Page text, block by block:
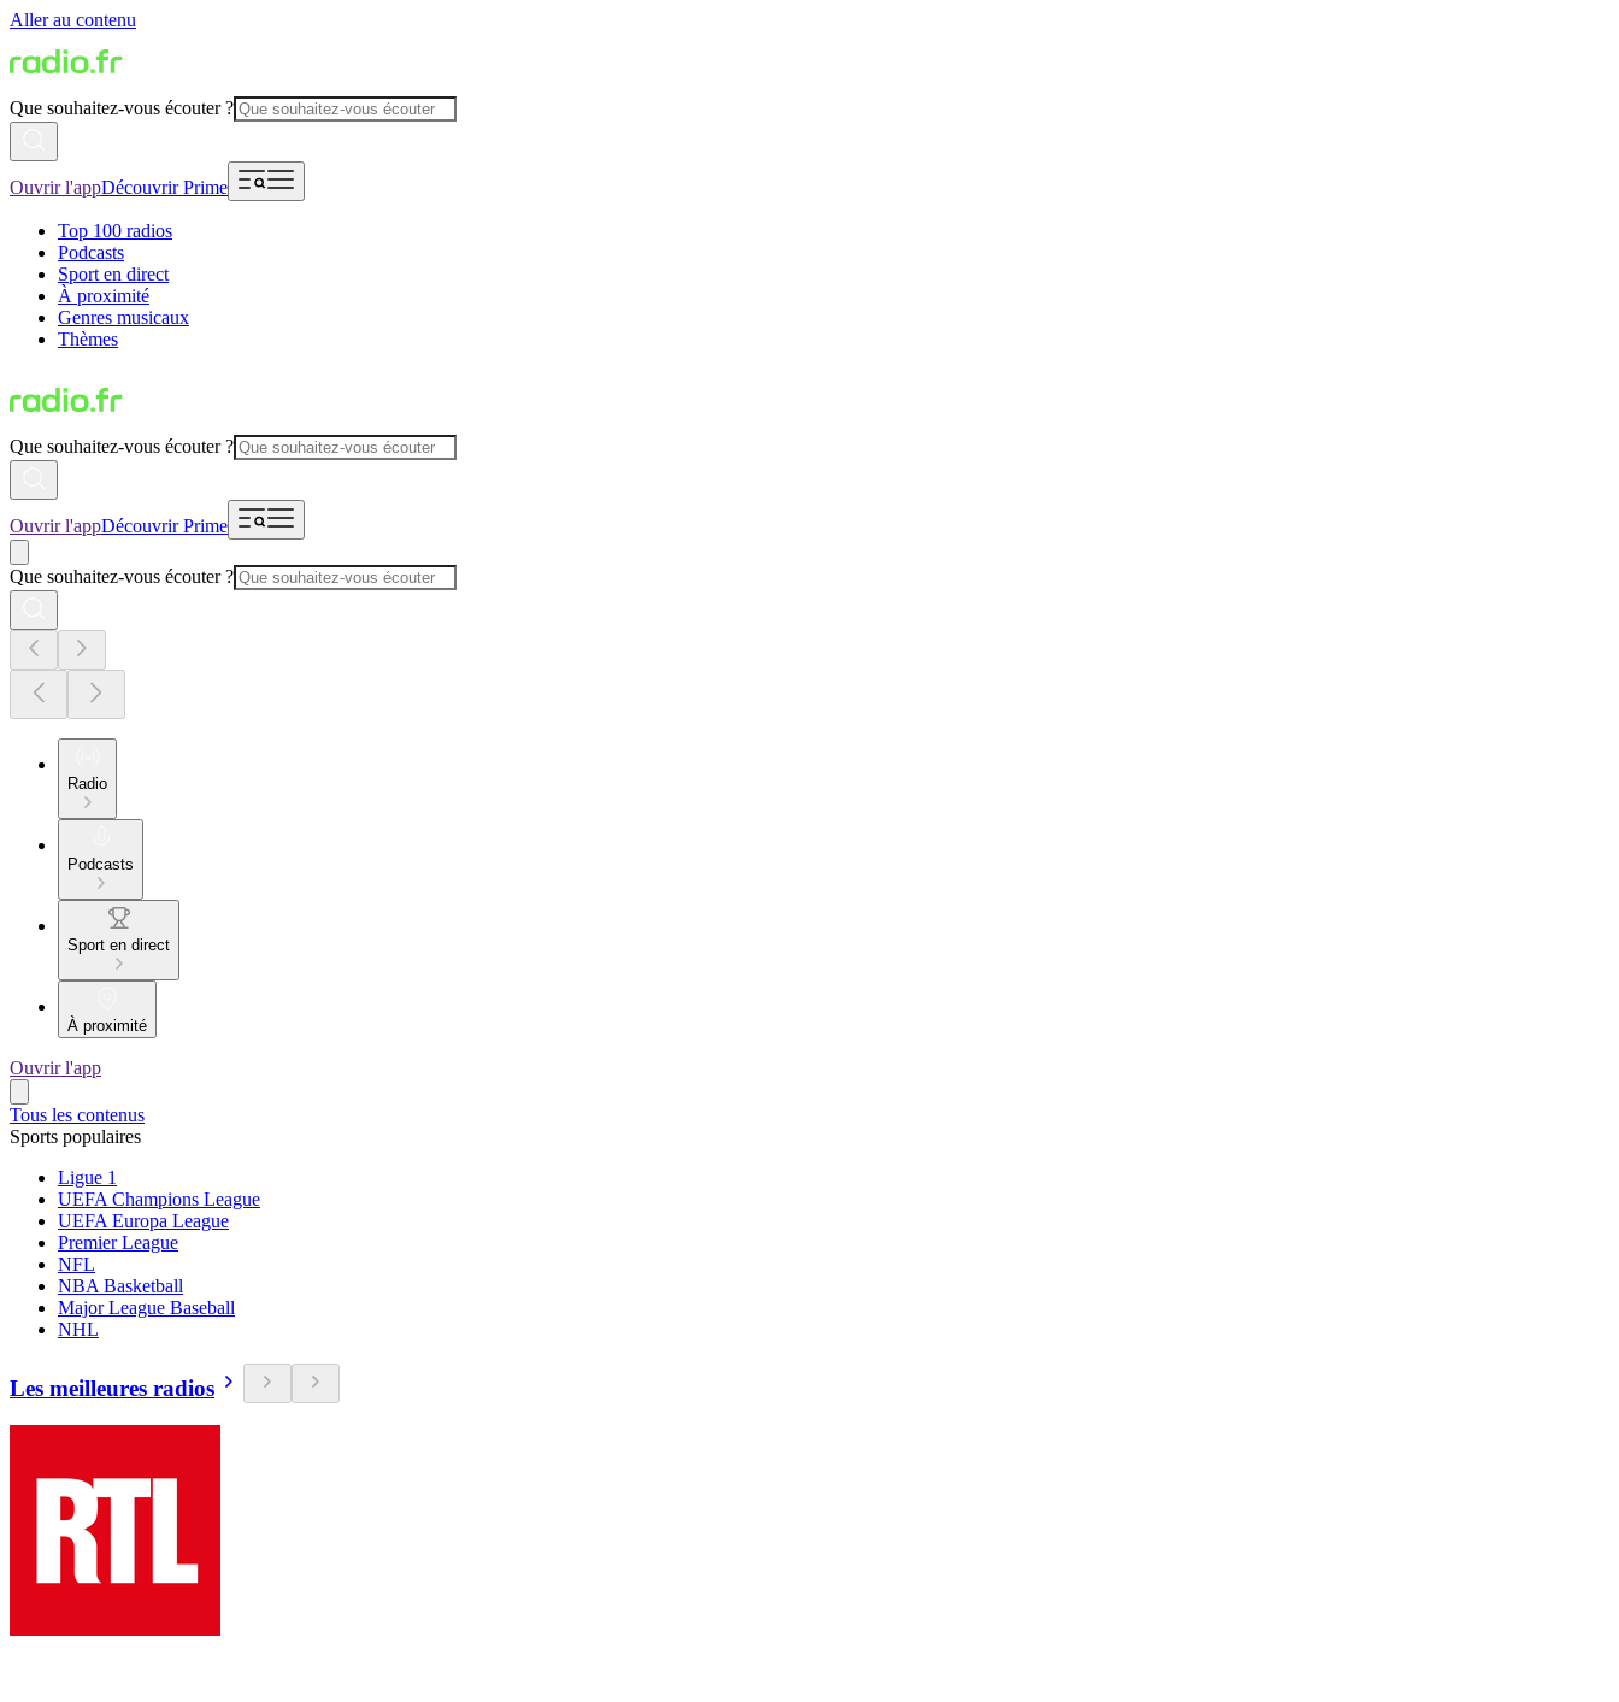
Aller au contenu
Que souhaitez-vous écouter ?
Ouvrir l'appDécouvrir Prime
Top 100 radios
Podcasts
Sport en direct
À proximité
Genres musicaux
Thèmes
Que souhaitez-vous écouter ?
Ouvrir l'appDécouvrir Prime
Que souhaitez-vous écouter ?
Radio
Podcasts
Sport en direct
À proximité
Ouvrir l'app
Tous les contenus
Sports populaires
Ligue 1
UEFA Champions League
UEFA Europa League
Premier League
NFL
NBA Basketball
Major League Baseball
NHL
Les meilleures radios